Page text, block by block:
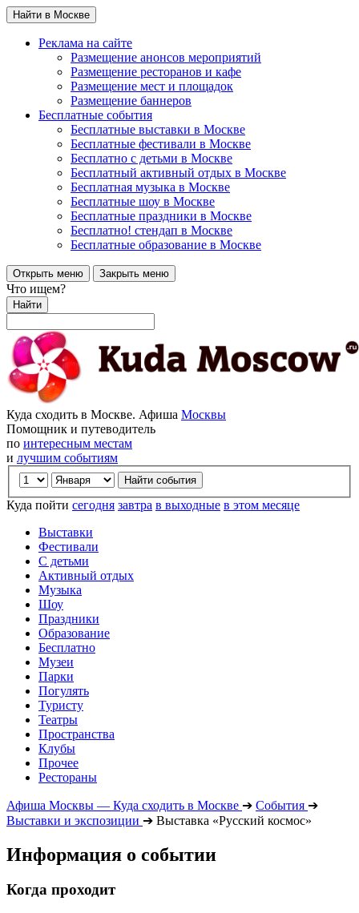
Найти в Москве
Реклама на сайте
Размещение анонсов мероприятий
Размещение ресторанов и кафе
Размещение мест и площадок
Размещение баннеров
Бесплатные события
Бесплатные выставки в Москве
Бесплатные фестивали в Москве
Бесплатно с детьми в Москве
Бесплатный активный отдых в Москве
Бесплатная музыка в Москве
Бесплатные шоу в Москве
Бесплатные праздники в Москве
Бесплатно! стендап в Москве
Бесплатные образование в Москве
Открыть меню Закрыть меню
Что ищем?
Найти
Куда сходить в Москве. Афиша Москвы
Помощник и путеводитель
по интересным местам
и лучшим событиям
Куда пойти сегодня завтра в выходные в этом месяце
Выставки
Фестивали
С детьми
Активный отдых
Музыка
Шоу
Праздники
Образование
Бесплатно
Музеи
Парки
Погулять
Туристу
Театры
Пространства
Клубы
Прочее
Рестораны
Афиша Москвы — Куда сходить в Москве ➔ События ➔
Выставки и экспозиции ➔ Выставка «Русский космос»
Информация о событии
Когда проходит